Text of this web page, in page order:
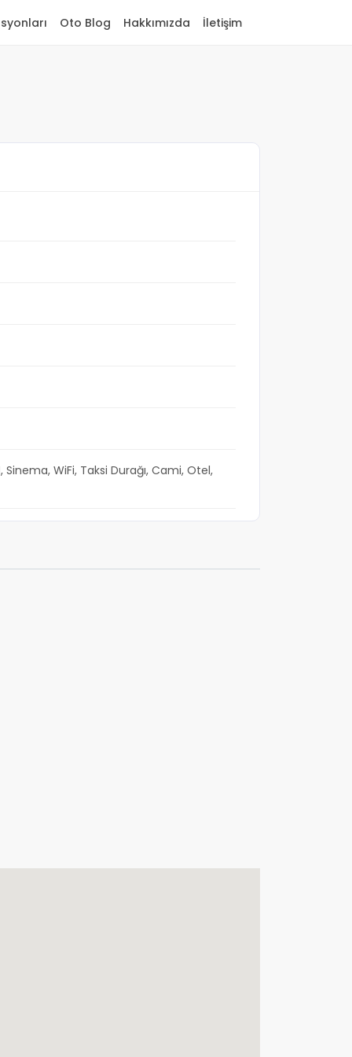
Oto Blog Hakkımızda İletişim
WiFi, Taksi Durağı, Cami, Otel,